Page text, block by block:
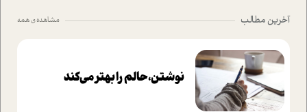
آخرین مطالب مشاهده ی همه
نوشتن، حالم را بهتر می‌کند